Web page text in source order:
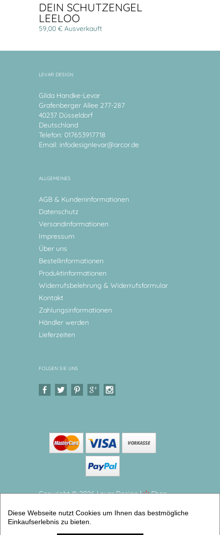
DEIN SCHUTZENGEL
LEELOO
59,00 € Ausverkauft
LEVAR DESIGN
Gilda Handke-Levar
Grafenberger Allee 277-287
40237 Düsseldorf
Deutschland
Telefon: 017653917718
Email: infodesignlevar@arcor.de
ALLGEMEINES
AGB & Kundeninformationen
Datenschutz
Versandinformationen
Impressum
Über uns
Bestellinformationen
Produktinformationen
Widerrufsbelehrung & Widerrufsformular
Kontakt
Zahlungsinformationen
Händler werden
Lieferzeiten
FOLGEN SIE UNS
Copyright © 2026 Levar Design |
Shop
Schutzengelbild Lukas 20x20x3 cm (Handgemalte
Schutzengel Bilder mit Gedicht) | Artikelnummer:
Diese Webseite nutzt Cookies um Ihnen das bestmögliche
Einkaufserlebnis zu bieten.